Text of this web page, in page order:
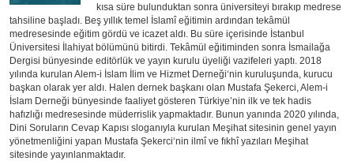
kısa süre bulunduktan sonra üniversiteyi bırakıp medrese
tahsiline başladı. Beş yıllık temel İslamî eğitimin ardından tekâmül
medresesinde eğitim gördü ve icazet aldı. Bu süre içerisinde İstanbul
Üniversitesi İlahiyat bölümünü bitirdi. Tekâmül eğitiminden sonra İsmailağa
Dergisi bünyesinde editörlük ve yayın kurulu üyeliği vazifeleri yaptı. 2018
yılında kurulan Alem-i İslam İlim ve Hizmet Derneği‘nin kuruluşunda, kurucu
başkan olarak yer aldı. Halen dernek başkanı olan Mustafa Şekerci, Alem-i
İslam Derneği bünyesinde faaliyet gösteren Türkiye’nin ilk ve tek hadis
hafızlığı medresesinde müderrislik yapmaktadır. Bunun yanında 2020 yılında,
Dini Soruların Cevap Kapısı sloganıyla kurulan Meşihat sitesinin genel yayın
yönetmenliğini yapan Mustafa Şekerci‘nin ilmî ve fıkhî yazıları Meşihat
sitesinde yayınlanmaktadır.